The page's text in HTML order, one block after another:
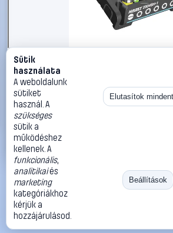
#2866028
Hazet 2304SH-1 Bit készlet 16 részes
Egyeneshornyú, Kereszthornyú
Hazet
7 290 Ft
Kosárba
«
Ugrás:
Méret:
Rendezés:
©2026
ThermoScope
ÁSZF
Cégbemutató
Sütik
használata
A weboldalunk
sütiket
használ. A
szükséges
sütik a
működéshez
kellenek. A
funkcionális,
analitikaiés
marketing
kategóriákhoz
kérjük a
hozzájárulásod.
Elutasítok mindent
Beállítások